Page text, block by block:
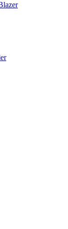
некорректные
по